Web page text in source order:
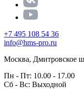
+7 495 108 54 36
info@hms-pro.ru
Москва, Дмитровское
Пн - Пт: 10.00 - 17.00
Сб - Вс: Выходной